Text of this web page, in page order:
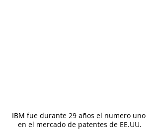
IBM fue durante 29 años el numero uno
en el mercado de patentes de EE.UU.